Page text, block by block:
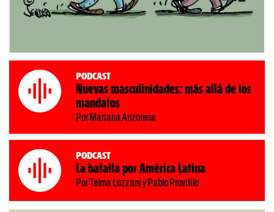
Podcast
Nuevas masculinidades: más allá de los
mandatos
Por Mariana Anzorena
Podcast
La batalla por América Latina
Por Telma Luzzani y Pablo Provitilo